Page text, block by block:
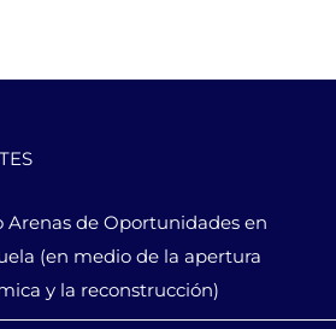
Arenas de Oportunidades en
(en medio de la apertura
y la reconstrucción)